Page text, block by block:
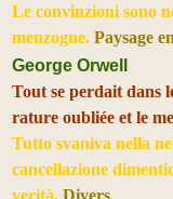
Le convinzioni sono
menzogne. Paysage
George Orwell
Tout se perdait dans
rature oubliée et le
Tutto svaniva nella
cancellazione
verità. Divers